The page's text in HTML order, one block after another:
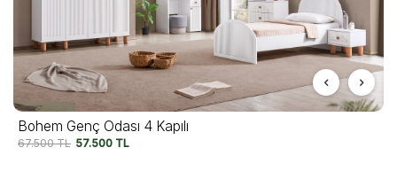
Bohem Genç Odası 4 Kapılı
67.500TL 57.500 TL